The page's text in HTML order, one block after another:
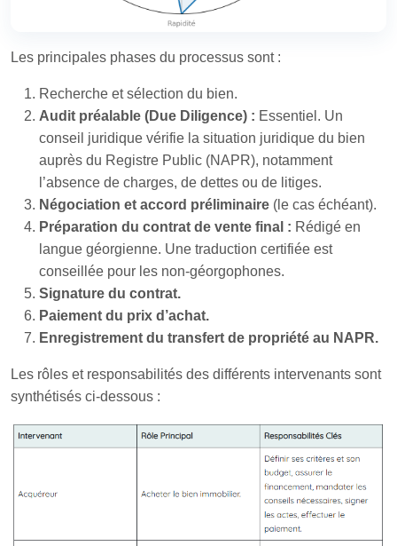
Les principales phases du processus sont :
Recherche et sélection du bien.
Audit préalable (Due Diligence) : Essentiel. Un
conseil juridique vérifie la situation juridique du bien
auprès du Registre Public (NAPR), notamment
l’absence de charges, de dettes ou de litiges.
Négociation et accord préliminaire (le cas échéant).
Préparation du contrat de vente final : Rédigé en
langue géorgienne. Une traduction certifiée est
conseillée pour les non-géorgophones.
Signature du contrat.
Paiement du prix d’achat.
Enregistrement du transfert de propriété au NAPR.
Les rôles et responsabilités des différents intervenants sont
synthétisés ci-dessous :